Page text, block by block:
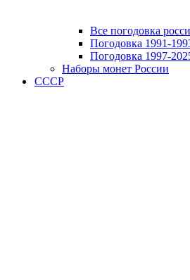
Все погодовка
Погодовка 1991-
Погодовка 1997-
Наборы монет России
СССР